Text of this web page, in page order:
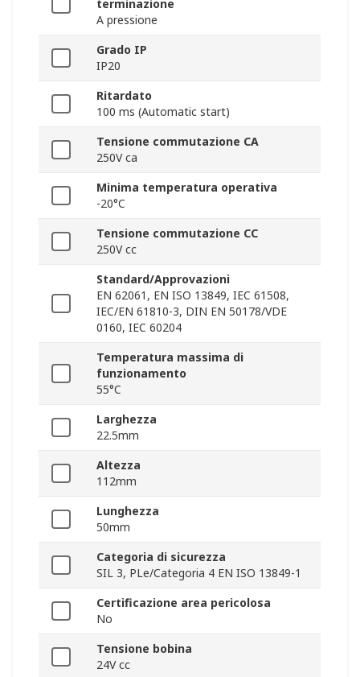
terminazione
A pressione
Grado IP
IP20
Ritardato
100 ms (Automatic start)
Tensione commutazione CA
250V ca
Minima temperatura operativa
-20°C
Tensione commutazione CC
250V cc
Standard/Approvazioni
EN 62061, EN ISO 13849, IEC 61508,
IEC/EN 61810-3, DIN EN 50178/VDE
0160, IEC 60204
Temperatura massima di
funzionamento
55°C
Larghezza
22.5mm
Altezza
112mm
Lunghezza
50mm
Categoria di sicurezza
SIL 3, PLe/Categoria 4 EN ISO 13849-1
Certificazione area pericolosa
No
Tensione bobina
24V cc